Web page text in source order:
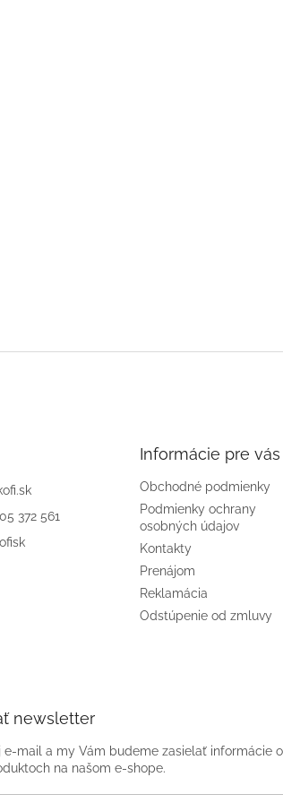
372 561
Informácie pre vás
Obchodné podmienky
Podmienky ochrany
osobných údajov
Kontakty
Prenájom
Reklamácia
Odstúpenie od zmluvy
newsletter
e-mail a my Vám budeme zasielať informácie o
na našom e-shope.